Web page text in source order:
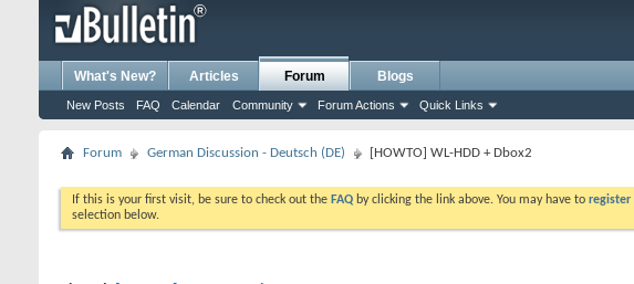
What's New? Articles Forum
New Posts FAQ Calendar Community Forum Actions Quick Links
Blogs
Forum German Discussion - Deutsch (DE) [HOWTO] WL-HDD + Dbox2
If this is your first visit, be sure to check out the FAQ by clicking the link above. You may have to register
selection below.